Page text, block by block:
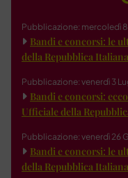
Pubblicazione: mercoledì
Bandi e concorsi: le
della Repubblica
Pubblicazione: venerdì 3
Bandi e concorsi:
Ufficiale della
Pubblicazione: venerdì 26
Bandi e concorsi: le
della Repubblica